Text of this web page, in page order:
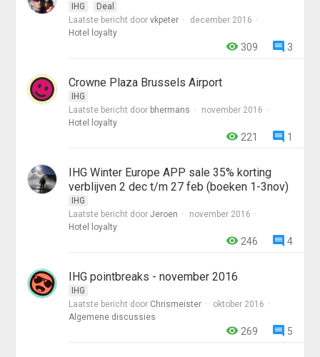
IHG
Deal
Laatste bericht doorvkpeter
december 2016
Hotel loyalty
3
309
Crowne Plaza Brussels Airport
IHG
Laatste bericht door bhermans
november 2016
Hotel loyalty
1
221
IHG Winter Europe APP sale 35% korting
verblijven 2 dec t/m 27 feb (boeken 1-3nov)
IHG
Laatste bericht doorJeroen
november 2016
Hotel loyalty
4
246
IHG pointbreaks - november 2016
IHG
Laatste bericht door Chrismeister
oktober 2016
Algemene discussies
5
269